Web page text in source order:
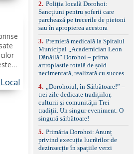
în
Local
reglaj lombar electric
pentru șofer și pasager
Volan multifuncțional
îmbrăcat în piele, cu
treptelor Adaptive cruise
control, asistent
schimbare bandă și
menținere bandă Faruri
bi-xenon adaptive cu
funcție Cornering,
asistent fază lungă
automată , lumini de zi
LED, proiectoare ceață
LED, spălătoare faruri
față/spate, cameră
marșarier Keyless entry
& start, geamuri electrice
2. Poliția locală Dorohoi:
Sancțiuni pentru șoferii care
parchează pe trecerile de pietoni
sau în apropierea acestora
3. Premieră medicală la Spitalul
Municipal „Academician Leon
Dănăilă” Dorohoi – prima
artroplastie totală de șold
necimentată, realizată cu succes
4.
„Dorohoiul, în Sărbătoare!” –
trei zile dedicate tradițiilor,
culturii și comunității Trei
tradiții. Un singur eveniment. O
singură sărbătoare!
5. Primăria Dorohoi: Anunț
privind execuția lucrărilor de
dezinsecție în spațiile verzi